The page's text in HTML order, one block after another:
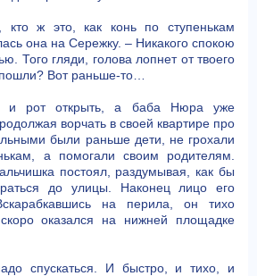
ж это, как конь по ступенькам
она на Сережку. – Никакого спокою
Того гляди, голова лопнет от твоего
Вот раньше-то…
и рот открыть, а баба Нюра уже
ворчать в своей квартире про
были раньше дети, не грохали
а помогали своим родителям.
постоял, раздумывая, как бы
до улицы. Наконец лицо его
на перила, он тихо
оказался на нижней площадке
спускаться. И быстро, и тихо, и